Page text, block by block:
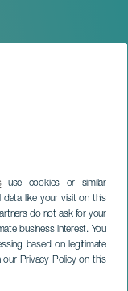
use cookies or similar
like your visit on this
do not ask for your
business interest. You
based on legitimate
our Privacy Policy on this